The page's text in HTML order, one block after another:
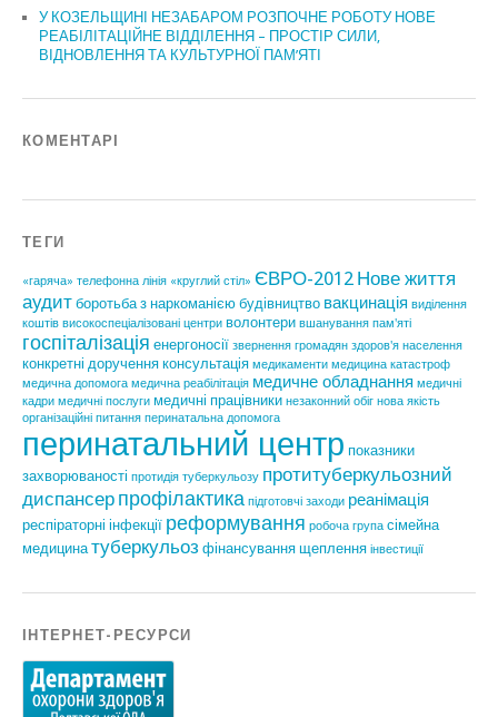
У КОЗЕЛЬЩИНІ НЕЗАБАРОМ РОЗПОЧНЕ РОБОТУ НОВЕ
РЕАБІЛІТАЦІЙНЕ ВІДДІЛЕННЯ – ПРОСТІР СИЛИ,
ВІДНОВЛЕННЯ ТА КУЛЬТУРНОЇ ПАМ’ЯТІ
КОМЕНТАРІ
ТЕГИ
«гаряча» телефонна лінія «круглий стіл» ЄВРО-2012 Нове життя
аудит боротьба з наркоманією будівництво вакцинація виділення
коштів високоспеціалізовані центри волонтери вшанування пам'яті
госпіталізація енергоносії звернення громадян здоров'я населення
конкретні доручення консультація медикаменти медицина катастроф
медична допомога медична реабілітація медичне обладнання медичні
кадри медичні послуги медичні працівники незаконний обіг нова якість
організаційні питання перинатальна допомога
перинатальний центр показники
захворюваності протидія туберкульозу протитуберкульозний
диспансер профілактика підготовчі заходи реанімація
респіраторні інфекції реформування робоча група сімейна
медицина туберкульоз фінансування щеплення інвестиції
ІНТЕРНЕТ-РЕСУРСИ